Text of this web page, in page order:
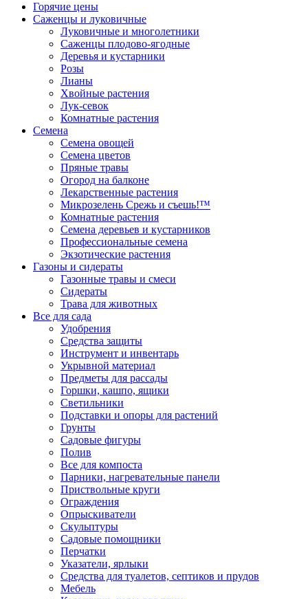
Горячие цены
Саженцы и луковичные
Луковичные и многолетники
Саженцы плодово-ягодные
Деревья и кустарники
Розы
Лианы
Хвойные растения
Лук-севок
Комнатные растения
Семена
Семена овощей
Семена цветов
Пряные травы
Огород на балконе
Лекарственные растения
Микрозелень Срежь и съешь!™
Комнатные растения
Семена деревьев и кустарников
Профессиональные семена
Экзотические растения
Газоны и сидераты
Газонные травы и смеси
Сидераты
Трава для животных
Все для сада
Удобрения
Средства защиты
Инструмент и инвентарь
Укрывной материал
Предметы для рассады
Горшки, кашпо, ящики
Светильники
Подставки и опоры для растений
Грунты
Садовые фигуры
Полив
Все для компоста
Парники, нагревательные панели
Приствольные круги
Ограждения
Опрыскиватели
Скульптуры
Садовые помощники
Перчатки
Указатели, ярлыки
Средства для туалетов, септиков и прудов
Мебель